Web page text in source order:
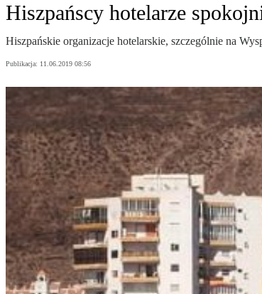
Hiszpańscy hotelarze
Hiszpańskie organizacje hotelarskie, szczególnie na
Publikacja: 11.06.2019 08:56